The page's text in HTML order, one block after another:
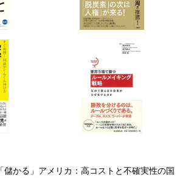
「儲かる」アメリカ：高コストと不確実性の国